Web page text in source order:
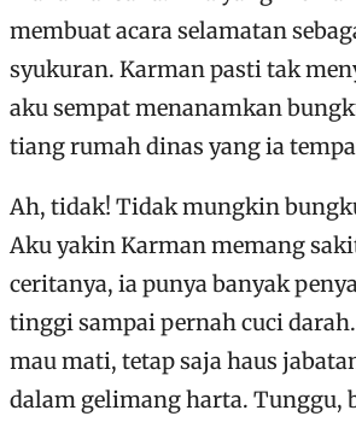
membuat acara selamatan
syukuran. Karman pasti tak
aku sempat menanamkan
tiang rumah dinas yang ia
Ah, tidak! Tidak mungkin
Aku yakin Karman memang
ceritanya, ia punya banyak
tinggi sampai pernah cuci
mau mati, tetap saja haus
dalam gelimang harta. Tunggu,